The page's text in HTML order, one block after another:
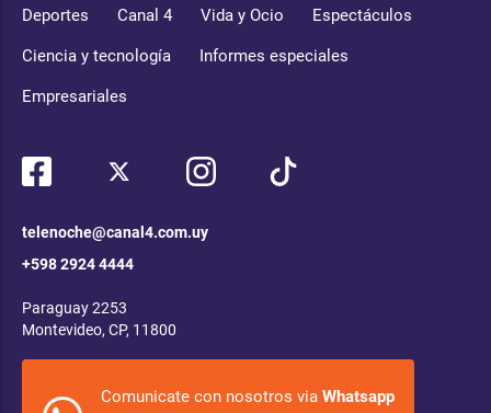
Deportes Canal 4 Vida y Ocio Espectáculos
Ciencia y tecnología Informes especiales
Empresariales
telenoche@canal4.com.uy
+598 2924 4444
Paraguay 2253
Montevideo, CP, 11800
Comunicate con nosotros via Whatsapp